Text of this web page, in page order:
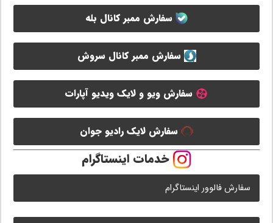
سفارش ممبر کانال بله
سفارش ممبر کانال سروش
سفارش ویو و لایک ویدیو آپارات
سفارش لایک رادیو جوان
خدمات اینستاگرام
سفارش فالوور اینستاگرام